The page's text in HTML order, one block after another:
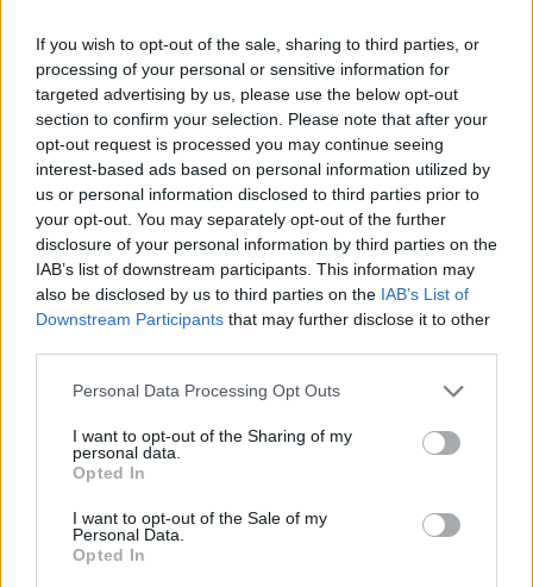
If you wish to opt-out of the sale, sharing to third parties, or
processing of your personal or sensitive information for
targeted advertising by us, please use the below opt-out
section to confirm your selection. Please note that after your
opt-out request is processed you may continue seeing
interest-based ads based on personal information utilized by
us or personal information disclosed to third parties prior to
your opt-out. You may separately opt-out of the further
disclosure of your personal information by third parties on the
IAB’s list of downstream participants. This information may
also be disclosed by us to third parties on the IAB’s List of
Downstream Participants that may further disclose it to other
Please note that this website/app uses one or more Google
not limited to your visit or usage behaviour. You may click to
grant or deny consent to Google and its third-party tags to
use your data for below specified purposes in below Google
consent section.
Personal Data Processing Opt Outs
I want to opt-out of the Sharing of my
personal data.
Opted In
I want to opt-out of the Sale of my
Personal Data.
Opted In
για διαμονή σε καταλύματα που φέρουν σχετικούς
με την παροχή υπηρεσιών διαμονής Κωδικούς
Κατηγορίας Εμπόρου και διατηρούν την έδρα τους
στην ελληνική επικράτεια.
Κατηγορία
εμπόρου/MCC
Περιγραφή δραστηριότητας
3501 έως 3999
Ξενοδοχειακές επιχειρήσεις/
καταλύματα
καταλύματα
Κατασκηνώσεις αναψυχής και